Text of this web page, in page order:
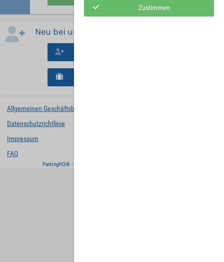
Neu bei uns?
Allgemeinen Geschäftsbedingungen
Datenschutzrichtlinie
Impressum
FAQ
ParkingHQ® - eine Lösung von
Zustimmen